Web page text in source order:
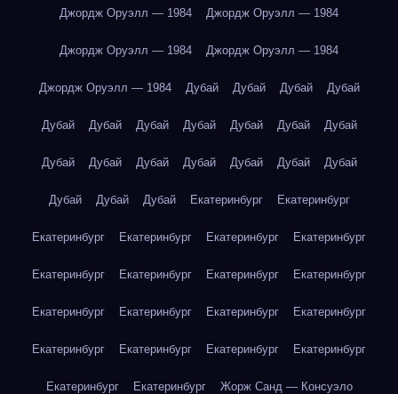
Джордж Оруэлл — 1984 Джордж Оруэлл — 1984
Джордж Оруэлл — 1984 Джордж Оруэлл — 1984
Джордж Оруэлл — 1984 Дубай Дубай Дубай Дубай
Дубай Дубай Дубай Дубай Дубай Дубай Дубай
Дубай Дубай Дубай Дубай Дубай Дубай Дубай
Дубай Дубай Дубай Екатеринбург Екатеринбург
Екатеринбург Екатеринбург Екатеринбург Екатеринбург
Екатеринбург Екатеринбург Екатеринбург Екатеринбург
Екатеринбург Екатеринбург Екатеринбург Екатеринбург
Екатеринбург Екатеринбург Екатеринбург Екатеринбург
Екатеринбург Екатеринбург Жорж Санд — Консуэло